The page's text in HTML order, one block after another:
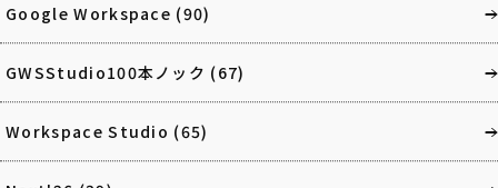
Google Workspace (90)
GWSStudio100本ノック (67)
Workspace Studio (65)